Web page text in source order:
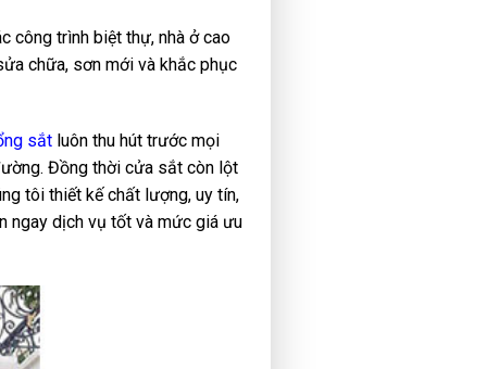
công trình biệt thự, nhà ở cao
chữa, sơn mới và khắc phục
sắtluôn thu hút trước mọi
Đồng thời cửa sắt còn lột
tôi thiết kế chất lượng, uy tín,
ngay dịch vụ tốt và mức giá ưu